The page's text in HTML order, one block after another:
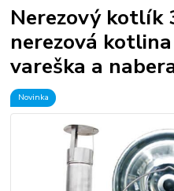
Nerezový kotlík
nerezová
vareška a
Novinka